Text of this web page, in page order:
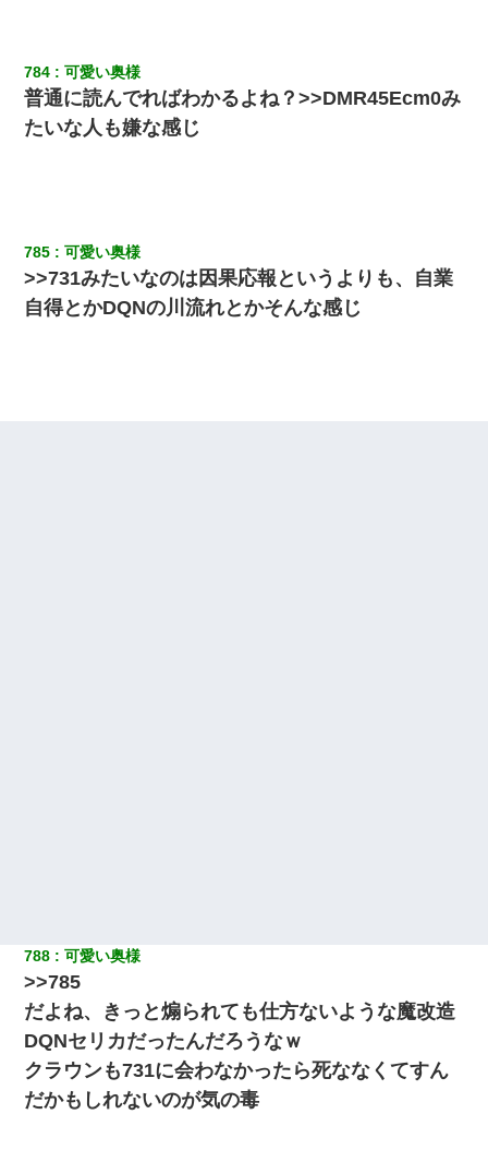
隣の部屋の住民の母親、オートロックを突破してマンションに入
り込んできたみたいで、ずっとドアの前で喚いてて滅茶苦茶うる
さかった。
嫁が弁護士を連れてきて「悪いと思うなら慰謝料を払って離婚し
ろ」→ 俺「完全に恐喝になってますね」「お前、これが詐欺だっ
アパートのドアに『ハンザイ者！この人はさいあくの人です』と
張り紙が！大家「面倒はごめんだよ」私「はあ」→警察に行き、
見回りで犯人が捕まったが、それが…｜生活｜ヌルポあんてな
私が遺産を相続。→それを知った義両親が「旅行代金を出せ！」
「リフォーム費用を負担しろ！」「金の管理は私達がする！」と
浅ましくも集りにきた。
784 可愛い奥様
普通に読んでればわかるよね？>>DMR45Ecm0み
たいな人も嫌な感じ
785 可愛い奥様
>>731みたいなのは因果応報というよりも、自業
自得とかDQNの川流れとかそんな感じ
788 可愛い奥様
>>785
だよね、きっと煽られても仕方ないような魔改造
DQNセリカだったんだろうなｗ
クラウンも731に会わなかったら死ななくてすん
だかもしれないのが気の毒